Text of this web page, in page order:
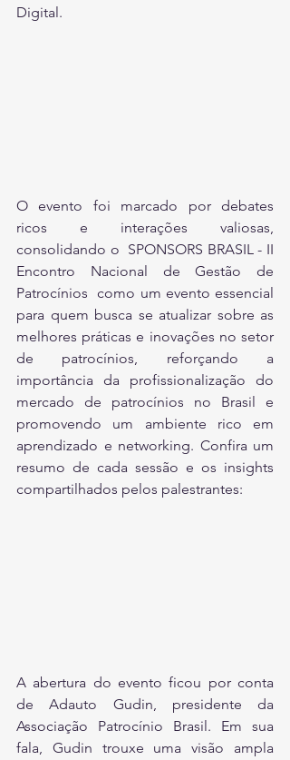
Digital.
O evento foi marcado por debates
ricos e interações valiosas,
consolidando o  SPONSORS BRASIL - II
Encontro Nacional de Gestão de
Patrocínios  como um evento essencial
para quem busca se atualizar sobre as
melhores práticas e inovações no setor
de patrocínios, reforçando a
importância da profissionalização do
mercado de patrocínios no Brasil e
promovendo um ambiente rico em
aprendizado e networking. Confira um
resumo de cada sessão e os insights
compartilhados pelos palestrantes:
A abertura do evento ficou por conta
de Adauto Gudin, presidente da
Associação Patrocínio Brasil. Em sua
fala, Gudin trouxe uma visão ampla